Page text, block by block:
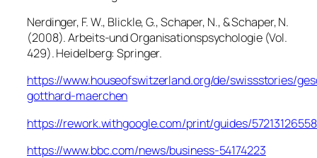
Nerdinger, F. W., Blickle, G., Schaper, N., & Schaper, N.
(2008).Arbeits-und Organisationspsychologie(Vol.
429). Heidelberg: Springer.
https://www.houseofswitzerland.org/de/swissstories/
gotthard-maerchen
https://rework.withgoogle.com/print/guides/
https://www.bbc.com/news/business-54174223